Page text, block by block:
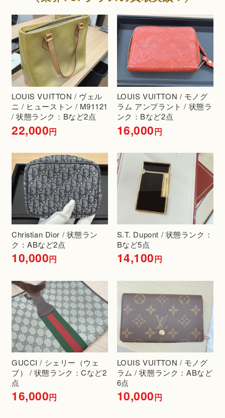
LOUIS VUITTON / ヴェル
ニ / ヒューストン / M91121
/ 状態ランク：Bなど2点
22,000円
LOUIS VUITTON / モノグ
ラム アンプラント / 状態ラ
ンク：Bなど2点
16,000円
Christian Dior / 状態ラン
ク：ABなど2点
10,000円
S.T. Dupont / 状態ランク：
Bなど5点
14,100円
GUCCI / シェリー（ウェ
ブ） / 状態ランク：Cなど2
点
16,000円
LOUIS VUITTON / モノグ
ラム / 状態ランク：ABなど
6点
10,000円